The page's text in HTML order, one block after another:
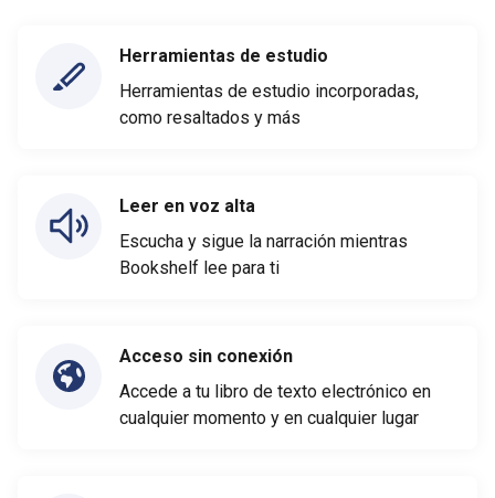
Herramientas de estudio
Herramientas de estudio incorporadas,
como resaltados y más
Leer en voz alta
Escucha y sigue la narración mientras
Bookshelf lee para ti
Acceso sin conexión
Accede a tu libro de texto electrónico en
cualquier momento y en cualquier lugar